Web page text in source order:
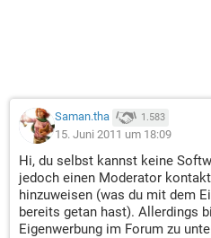
Saman.tha 1.583
15. Juni 2011 um 18:09
Hi, du selbst kannst keine
jedoch einen Moderator
hinzuweisen (was du mit dem
bereits getan hast). Allerdings
Eigenwerbung im Forum zu